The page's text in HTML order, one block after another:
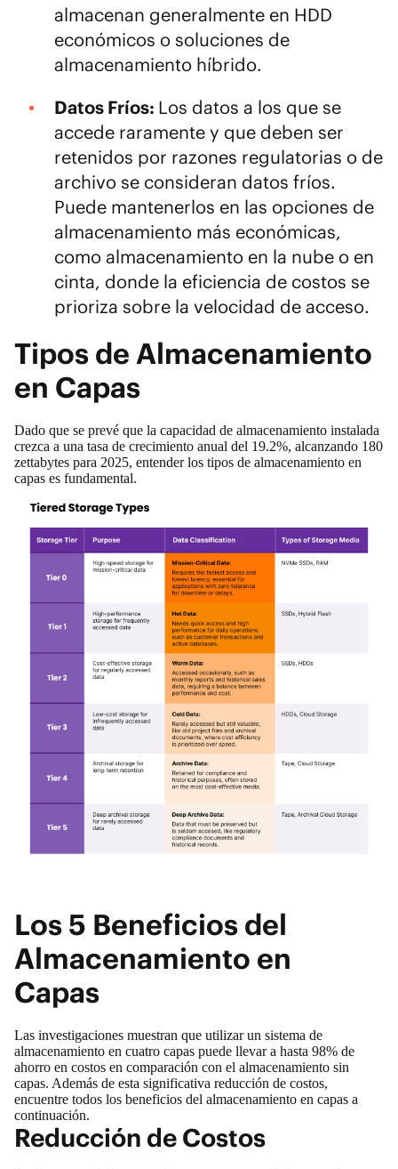
almacenan generalmente en HDD
económicos o soluciones de
almacenamiento híbrido.
Datos Fríos: Los datos a los que se
accede raramente y que deben ser
retenidos por razones regulatorias o de
archivo se consideran datos fríos.
Puede mantenerlos en las opciones de
almacenamiento más económicas,
como almacenamiento en la nube o en
cinta, donde la eficiencia de costos se
prioriza sobre la velocidad de acceso.
Tipos de Almacenamiento
en Capas
Dado que se prevé que la capacidad de almacenamiento instalada
crezca a una tasa de crecimiento anual del 19.2%, alcanzando 180
zettabytes para 2025, entender los tipos de almacenamiento en
capas es fundamental.
Los 5 Beneficios del
Almacenamiento en
Capas
Las investigaciones muestran que utilizar un sistema de
almacenamiento en cuatro capas puede llevar a hasta 98% de
ahorro en costos en comparación con el almacenamiento sin
capas. Además de esta significativa reducción de costos,
encuentre todos los beneficios del almacenamiento en capas a
continuación.
Reducción de Costos